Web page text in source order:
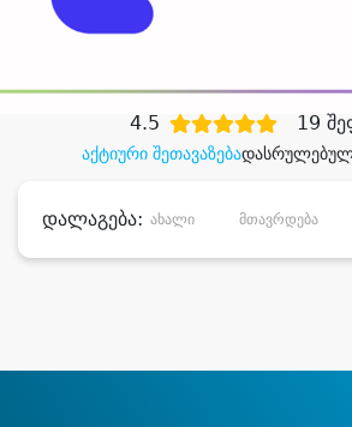
შეიძინე
აქტიური შეთავაზება
4.5 19
დალაგება: ახალი მთავრდება